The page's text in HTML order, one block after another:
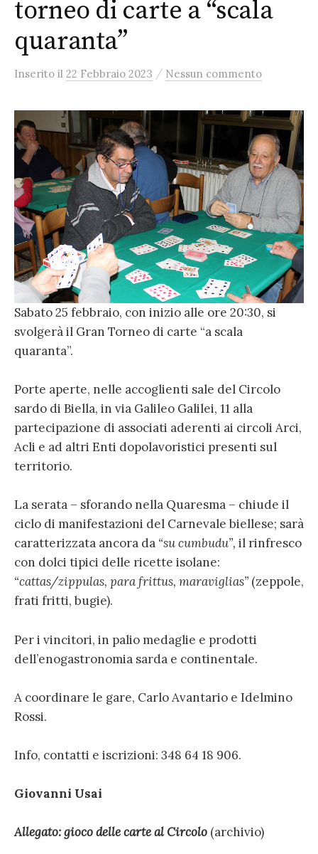
torneo di carte a “scala
quaranta”
Inserito il 22 Febbraio 2023 / Nessun commento
Sabato 25 febbraio, con inizio alle ore 20:30, si
svolgerà il Gran Torneo di carte “a scala
quaranta”.
Porte aperte, nelle accoglienti sale del Circolo
sardo di Biella, in via Galileo Galilei, 11 alla
partecipazione di associati aderenti ai circoli Arci,
Acli e ad altri Enti dopolavoristici presenti sul
territorio.
La serata – sforando nella Quaresma – chiude il
ciclo di manifestazioni del Carnevale biellese; sarà
caratterizzata ancora da “su cumbudu”, il rinfresco
con dolci tipici delle ricette isolane:
“cattas/zippulas, para frittus, maraviglias” (zeppole,
frati fritti, bugie).
Per i vincitori, in palio medaglie e prodotti
dell’enogastronomia sarda e continentale.
A coordinare le gare, Carlo Avantario e Idelmino
Rossi.
Info, contatti e iscrizioni: 348 64 18 906.
Giovanni Usai
Allegato: gioco delle carte al Circolo (archivio)